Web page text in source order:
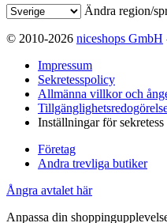
Ändra region/
© 2010-2026 niceshops GmbH
Impressum
Sekretesspolicy
Allmänna villkor och
Inställningar för sekretess
Företag
Andra trevliga butiker
Ångra avtalet här
Anpassa din